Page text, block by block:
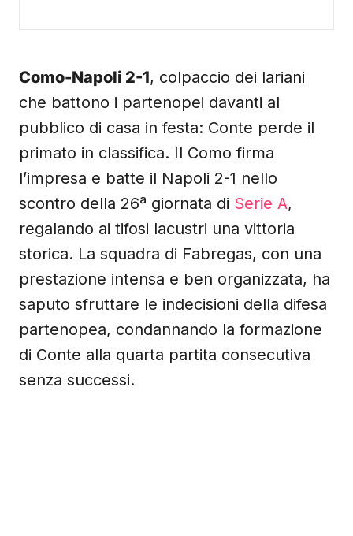
Como-Napoli 2-1, colpaccio dei lariani
che battono i partenopei davanti al
pubblico di casa in festa: Conte perde il
primato in classifica. Il Como firma
l’impresa e batte il Napoli 2-1 nello
scontro della 26ª giornata di Serie A,
regalando ai tifosi lacustri una vittoria
storica. La squadra di Fabregas, con una
prestazione intensa e ben organizzata, ha
saputo sfruttare le indecisioni della difesa
partenopea, condannando la formazione
di Conte alla quarta partita consecutiva
senza successi.